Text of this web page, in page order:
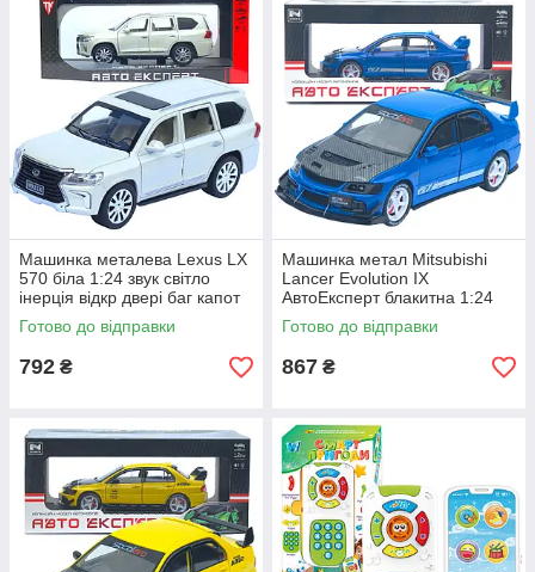
Машинка металева Lexus LX
570 біла 1:24 звук світло
інерція відкр двері баг капот
20*8*7,5 см (RS-42075)
Готово до відправки
792 ₴
Машинка метал Mitsubishi
Lancer Evolution IX
АвтоЕксперт блакитна 1:24
звук світло 21*8*7 см (G8119-
55)
Готово до відправки
867 ₴